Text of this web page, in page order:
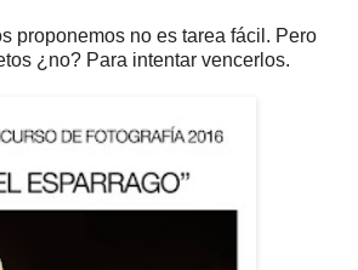
proponemos no es tarea fácil. Pero
¿no? Para intentar vencerlos.